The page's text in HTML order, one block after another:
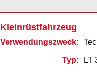
Kleinrüstfahrzeug
Verwendungszweck:
Typ: LT